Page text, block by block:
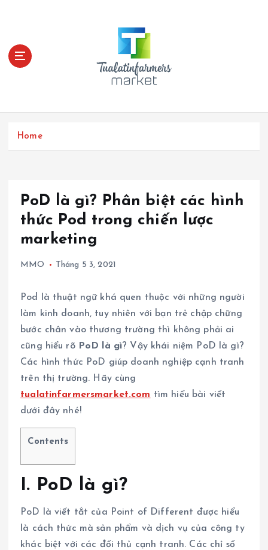
Home
PoD là gì? Phân biệt các hình
thức Pod trong chiến lược
marketing
MMO Tháng 5 3, 2021
Pod là thuật ngữ khá quen thuộc với những người
làm kinh doanh, tuy nhiên với bạn trẻ chập chững
bước chân vào thương trường thì không phải ai
cũng hiểu rõ PoD là gì? Vậy khái niệm PoD là gì?
Các hình thức PoD giúp doanh nghiệp cạnh tranh
trên thị trường. Hãy cùng
tualatinfarmersmarket.com tìm hiểu bài viết
dưới đây nhé!
Contents
I. PoD là gì?
PoD là viết tắt của Point of Different được hiểu
là cách thức mà sản phẩm và dịch vụ của công ty
khác biệt với các đối thủ cạnh tranh. Các chỉ số